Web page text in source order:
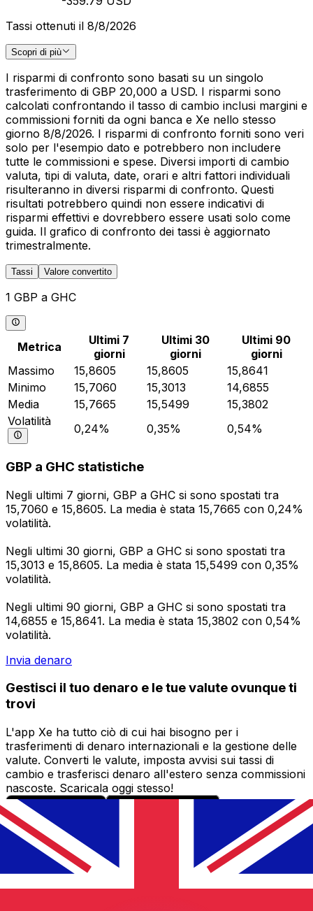
Tassi ottenuti il 8/8/2026
Scopri di più
I risparmi di confronto sono basati su un singolo
trasferimento di GBP 20,000 a USD. I risparmi sono
calcolati confrontando il tasso di cambio inclusi margini e
commissioni forniti da ogni banca e Xe nello stesso
giorno 8/8/2026. I risparmi di confronto forniti sono veri
solo per l'esempio dato e potrebbero non includere
tutte le commissioni e spese. Diversi importi di cambio
valuta, tipi di valuta, date, orari e altri fattori individuali
risulteranno in diversi risparmi di confronto. Questi
risultati potrebbero quindi non essere indicativi di
risparmi effettivi e dovrebbero essere usati solo come
guida. Il grafico di confronto dei tassi è aggiornato
trimestralmente.
Tassi Valore convertito
1 GBP a GHC
Metrica
Ultimi 7
giorni
Ultimi 30
giorni
Ultimi 90
giorni
Massimo
15,8605 15,8605
15,8641
Minimo
15,7060 15,3013
14,6855
Media
15,7665 15,5499
15,3802
Volatilità
0,24% 0,35% 0,54%
GBP a GHC statistiche
Negli ultimi 7 giorni, GBP a GHC si sono spostati tra
15,7060 e 15,8605. La media è stata 15,7665 con 0,24%
volatilità.
Negli ultimi 30 giorni, GBP a GHC si sono spostati tra
15,3013 e 15,8605. La media è stata 15,5499 con 0,35%
volatilità.
Negli ultimi 90 giorni, GBP a GHC si sono spostati tra
14,6855 e 15,8641. La media è stata 15,3802 con 0,54%
volatilità.
Invia denaro
Gestisci il tuo denaro e le tue valute ovunque ti
trovi
L'app Xe ha tutto ciò di cui hai bisogno per i
trasferimenti di denaro internazionali e la gestione delle
valute. Converti le valute, imposta avvisi sui tassi di
cambio e trasferisci denaro all'estero senza commissioni
nascoste. Scaricala oggi stesso!